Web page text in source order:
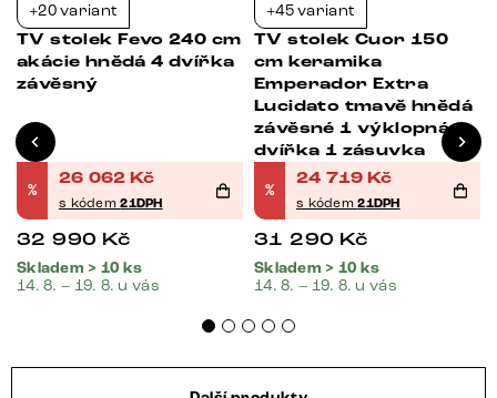
+20 variant
TV stolek Fevo 240 cm
akácie hnědá 4 dvířka
závěsný
%
26 062 Kč
s kódem21DPH
32 990 Kč
Skladem > 10 ks
14. 8. – 19. 8. u vás
Bestseller
+45 variant
TV stolek Cuor 150
cm keramika
Emperador Extra
Lucidato tmavě hnědá
závěsné 1 výklopná
dvířka 1 zásuvka
%
24 719 Kč
s kódem21DPH
31 290 Kč
Skladem > 10 ks
14. 8. – 19. 8. u vás